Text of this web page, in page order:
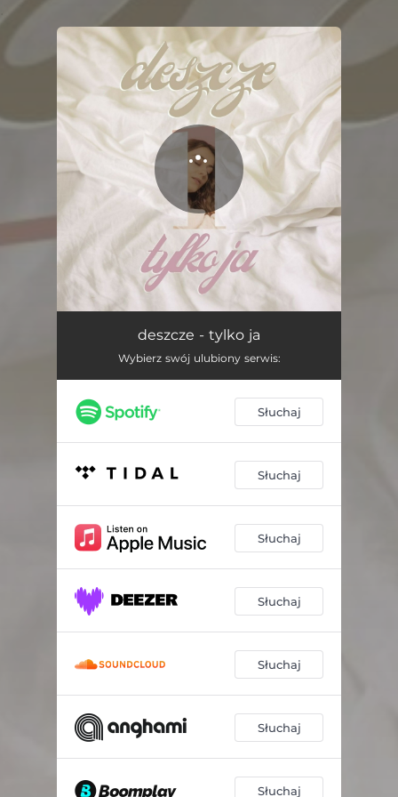
You're all set!
deszcze - tylko ja
Wybierz swój ulubiony serwis:
Słuchaj
Słuchaj
Słuchaj
Słuchaj
Słuchaj
Słuchaj
Słuchaj